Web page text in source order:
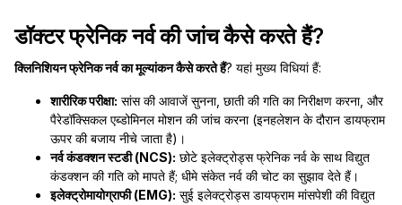
डॉक्टर फ्रेनिक नर्व की जांच कैसे करते हैं?
क्लिनिशियन फ्रेनिक नर्व का मूल्यांकन कैसे करते हैं? यहां मुख्य विधियां हैं:
शारीरिक परीक्षा: सांस की आवाजें सुनना, छाती की गति का निरीक्षण करना, और
पैरेडॉक्सिकल एब्डोमिनल मोशन की जांच करना (इनहलेशन के दौरान डायफ्राम
ऊपर की बजाय नीचे जाता है)।
नर्व कंडक्शन स्टडी (NCS): छोटे इलेक्ट्रोड्स फ्रेनिक नर्व के साथ विद्युत
कंडक्शन की गति को मापते हैं; धीमे संकेत नर्व की चोट का सुझाव देते हैं।
इलेक्ट्रोमायोग्राफी (EMG): सुई इलेक्ट्रोड्स डायफ्राम मांसपेशी की विद्युत